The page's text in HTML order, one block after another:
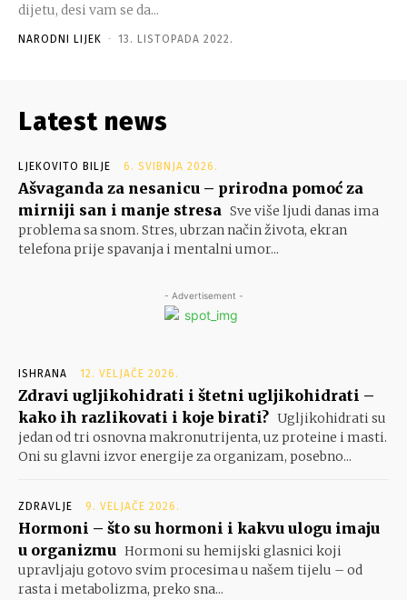
dijetu, desi vam se da...
NARODNI LIJEK - 13. LISTOPADA 2022.
Latest news
LJEKOVITO BILJE 6. SVIBNJA 2026.
Ašvaganda za nesanicu – prirodna pomoć za
mirniji san i manje stresa Sve više ljudi danas ima
problema sa snom. Stres, ubrzan način života, ekran
telefona prije spavanja i mentalni umor...
- Advertisement -
ISHRANA 12. VELJAČE 2026.
Zdravi ugljikohidrati i štetni ugljikohidrati –
kako ih razlikovati i koje birati? Ugljikohidrati su
jedan od tri osnovna makronutrijenta, uz proteine i masti.
Oni su glavni izvor energije za organizam, posebno...
ZDRAVLJE 9. VELJAČE 2026.
Hormoni – što su hormoni i kakvu ulogu imaju
u organizmu Hormoni su hemijski glasnici koji
upravljaju gotovo svim procesima u našem tijelu – od
rasta i metabolizma, preko sna...